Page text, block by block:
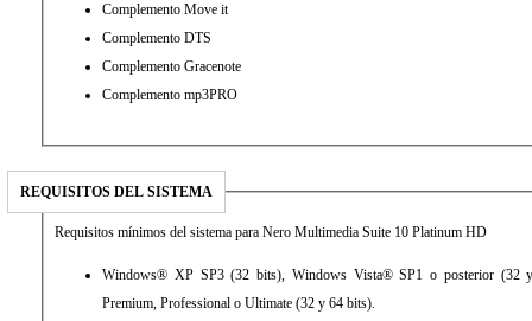
Complemento Move it
Complemento DTS
Complemento Gracenote
Complemento mp3PRO
REQUISITOS DEL SISTEMA
Requisitos mínimos del sistema para Nero Multimedia Suite 10 Platinum HD
Windows® XP SP3 (32 bits), Windows Vista® SP1 o posterior (32
Premium, Professional o Ultimate (32 y 64 bits).